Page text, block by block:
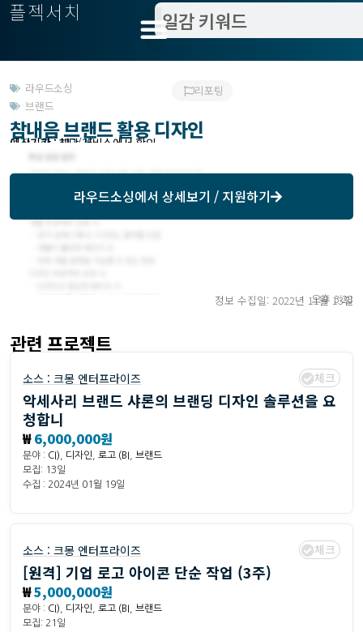
플젝서치
라우드소싱
브랜드
리포팅
참내음 브랜드 활용 디자인
모집기한 : 111/25
예상기간 : 해당 서비스에서 확인
라우드소싱에서 상세보기 / 지원하기
정보 수집일: 2022년 11월 13일
오후 3:28
관련 프로젝트
소스 : 크몽 엔터프라이즈 체크
악세사리 브랜드 샤론의 브랜딩 디자인 솔루션을 요
청합니
₩6,000,000원
분야 : CI) 디자인 로고 (BI
브랜드
모집: 13일
수집 : 2024년 01월 19일
소스 : 크몽 엔터프라이즈 체크
[원격] 기업 로고 아이콘 단순 작업 (3주)
₩5,000,000원
분야 : CI) 디자인 로고 (BI
브랜드
모집: 21일